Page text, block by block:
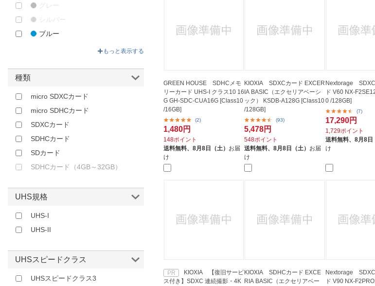
GREEN HOUSE SDHCメモ
リーカード UHS-I クラス10 16
G GH-SDC-CUA16G [Class10
/16GB]
(2)
1,480円
148ポイント
送料無料、 8月8日（土） お届
け
KIOXIA SDXCカード EXCER
IA BASIC（エクセリアベーシ
ック） KSDB-A128G [Class10
/128GB]
(93)
5,478円
548ポイント
送料無料、8月8日（土） お届
け
Nextorage
ド V60 NX-
0 /128GB]
(7)
17,290円
1,729ポイント
送料無料、 8月8日
け
PR
KIOXIA 【復旧サービ
ス付き】SDXC 連続撮影・4K
KIOXIA SDHCカード EXCE
RIA BASIC（エクセリアベー
Nextorage
ド V90 NX-
SUPERTALENT｜スーパータレン
ト
TEAM｜チーム
オーム電機｜OHM ELECTRIC
デルキンデバイス｜DELKIN
DEVICES
トランセンドジャパン｜
Transcend
ハギワラシスコム｜HAGIWARA
三菱ケミカルメディア｜
MITSUBISHI CHEMICAL MEDIA
富士フイルム｜FUJIFILM
東芝｜TOSHIBA
グレー
シルバー
ブルー
もっと表示する
種類
micro SDXCカード
micro SDHCカード
SDXCカード
SDHCカード
SDカード
SDHCカード（4GB～32GB）
UHS規格
UHS-I
UHS-II
UHSスピードクラス
UHSスピードクラス3